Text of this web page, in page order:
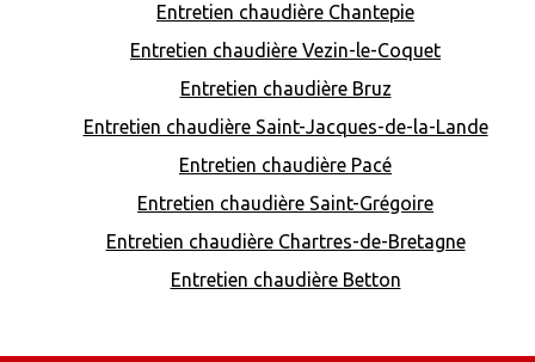
Entretien chaudière Chantepie
Entretien chaudière Vezin-le-Coquet
Entretien chaudière Bruz
Entretien chaudière Saint-Jacques-de-la-Lande
Entretien chaudière Pacé
Entretien chaudière Saint-Grégoire
Entretien chaudière Chartres-de-Bretagne
Entretien chaudière Betton